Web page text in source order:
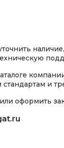
и
оформить